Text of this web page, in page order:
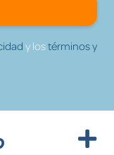
y lostérminos y